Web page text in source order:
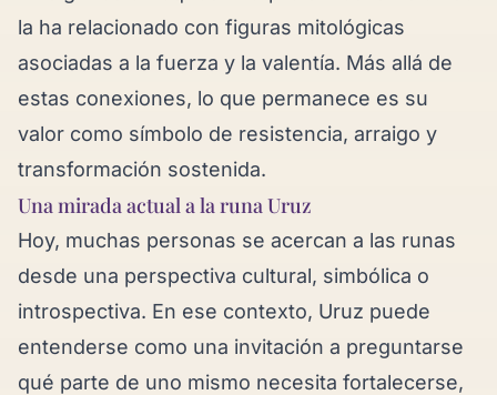
la ha relacionado con figuras mitológicas
asociadas a la fuerza y la valentía. Más allá de
estas conexiones, lo que permanece es su
valor como símbolo de resistencia, arraigo y
transformación sostenida.
Una mirada actual a la runa Uruz
Hoy, muchas personas se acercan a las runas
desde una perspectiva cultural, simbólica o
introspectiva. En ese contexto, Uruz puede
entenderse como una invitación a preguntarse
qué parte de uno mismo necesita fortalecerse,